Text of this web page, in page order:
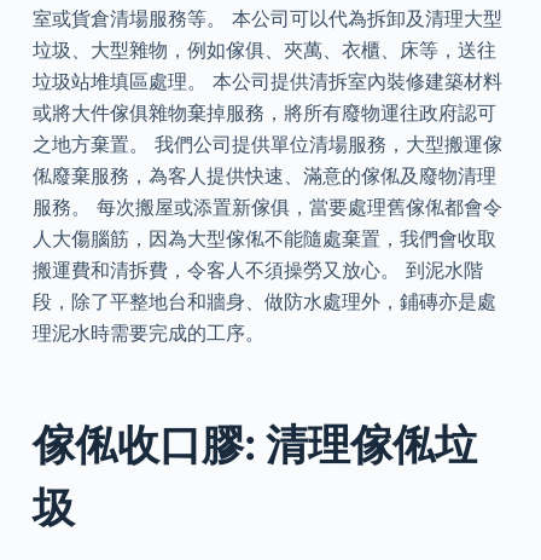
室或貨倉清場服務等。 本公司可以代為拆卸及清理大型
垃圾、大型雜物，例如傢俱、夾萬、衣櫃、床等，送往
垃圾站堆填區處理。 本公司提供清拆室內裝修建築材料
或將大件傢俱雜物棄掉服務，將所有廢物運往政府認可
之地方棄置。 我們公司提供單位清場服務，大型搬運傢
俬廢棄服務，為客人提供快速、滿意的傢俬及廢物清理
服務。 每次搬屋或添置新傢俱，當要處理舊傢俬都會令
人大傷腦筋，因為大型傢俬不能隨處棄置，我們會收取
搬運費和清拆費，令客人不須操勞又放心。 到泥水階
段，除了平整地台和牆身、做防水處理外，鋪磚亦是處
理泥水時需要完成的工序。
傢俬收口膠: 清理傢俬垃
圾